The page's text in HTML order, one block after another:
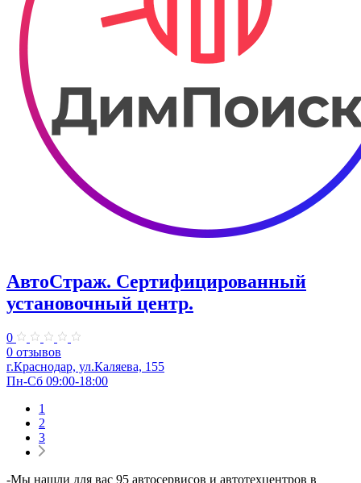
АвтоСтраж. ​Сертифицированный
установочный центр.
0
0 отзывов
г.Краснодар, ул.Каляева, 155
Пн-Сб 09:00-18:00
1
2
3
-Мы нашли для вас 95 автосервисов и автотехцентров в